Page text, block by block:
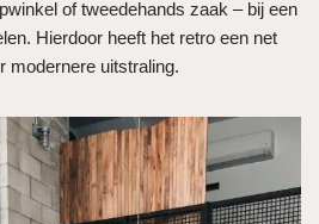
of tweedehands zaak – bij een
Hierdoor heeft het retro een net
modernere uitstraling.